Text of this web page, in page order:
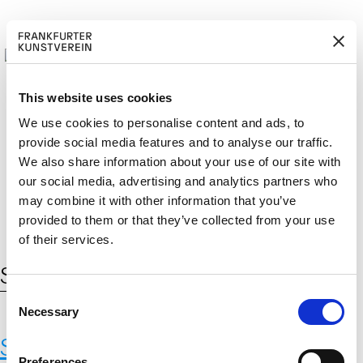
This website uses cookies
We use cookies to personalise content and ads, to
provide social media features and to analyse our traffic.
We also share information about your use of our site with
our social media, advertising and analytics partners who
may combine it with other information that you’ve
provided to them or that they’ve collected from your use
of their services.
C
s
Necessary
M
ITGLIED W
ERD
EN
Cerca: DE
Schlagwort:Schleuse
Schleuse